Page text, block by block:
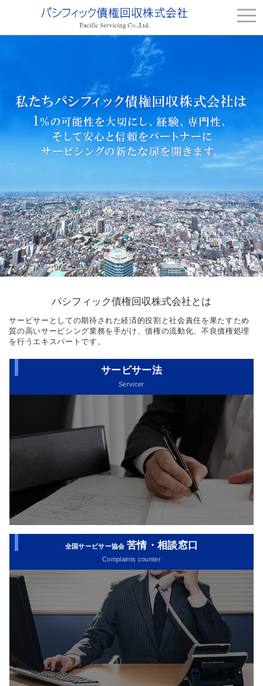
パシフィック債権回収株式会社とは
サービサーとしての期待された経済的役割と社会責任を果たすため
質の高いサービシング業務を手がけ、債権の流動化、不良債権処理
を行うエキスパートです。
サービサー法
Servicer
全国サービサー協会 苦情・相談窓口
Complaints counter